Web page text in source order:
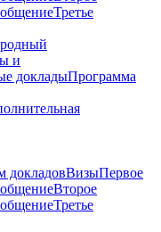
Третье
и
докладыПрограмма
докладовВизыПервое
Второе
Третье